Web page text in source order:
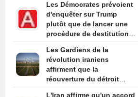
Information
Les Démocrates prévoient
d'enquêter sur Trump
plutôt que de lancer une
procédure de destitution
Chambre, selon des
sources
Les Gardiens de la
révolution iraniens
affirment que la
réouverture du détroit
L'Iran affirme qu'un accord